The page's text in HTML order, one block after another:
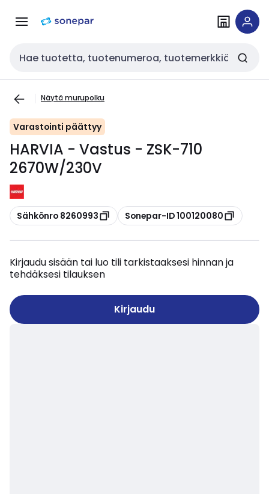
navigointiinsisältöön
Haku
Näytä murupolku
Varastointi päättyy
HARVIA - Vastus - ZSK-710
2670W/230V
Kopioi
Sähkönro 8260993 Kopioi
Sonepar-ID 100120080
Kirjaudu sisään tai luo tili tarkistaaksesi hinnan ja
tehdäksesi tilauksen
Kirjaudu